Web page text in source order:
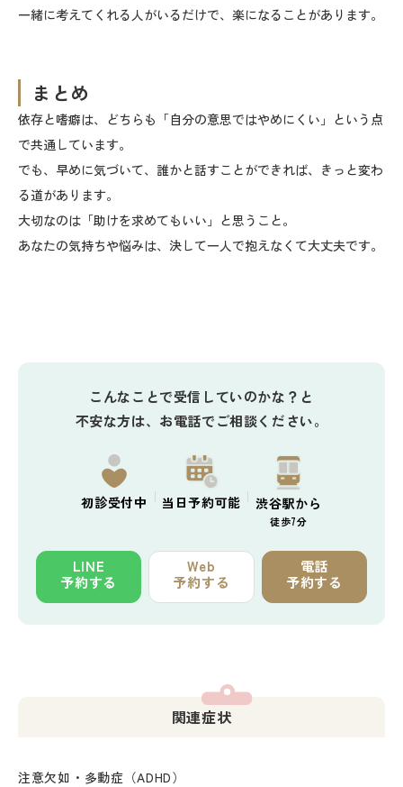
一緒に考えてくれる人がいるだけで、楽になることがあります。
まとめ
依存と嗜癖は、どちらも「自分の意思ではやめにくい」という点
で共通しています。
でも、早めに気づいて、誰かと話すことができれば、きっと変わ
る道があります。
大切なのは「助けを求めてもいい」と思うこと。
あなたの気持ちや悩みは、決して一人で抱えなくて大丈夫です。
初診受付中 当日予約可能 渋谷駅から
徒歩7分
LINE
予約する
Web
予約する
電話
予約する
こんなことで受信していのかな？と
不安な方は、お電話でご相談ください。
関連症状
注意欠如・多動症（ADHD）